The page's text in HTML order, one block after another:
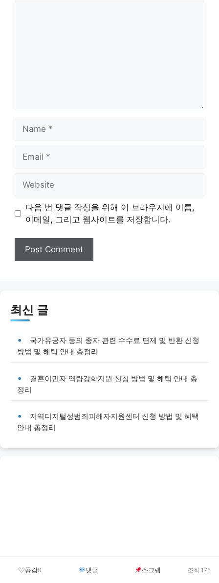
다음 번 댓글 작성을 위해 이 브라우저에 이름,
이메일, 그리고 웹사이트를 저장합니다.
최신 글
국가유공자 등의 종자 관련 수수료 면제 및 반환 신청
방법 및 혜택 안내 총정리
결혼이민자 역량강화지원 신청 방법 및 혜택 안내 총
정리
지역디지털성범죄피해자지원센터 신청 방법 및 혜택
안내 총정리
공감0 댓글 스크랩 조회 175